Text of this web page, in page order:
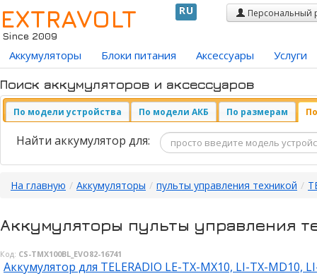
EXTRAVOLT
Since 2009
RU Персональный
Аккумуляторы Блоки питания Аксессуары Услуги
Поиск аккумуляторов и аксессуаров
По модели устройства По модели АКБ По размерам
Найти аккумулятор для:
На главную / Аккумуляторы / пульты управления техникой /
Аккумуляторы пульты управления
Код: CS-TMX100BL_EVO82-16741
Аккумулятор для TELERADIO LE-TX-MX10, LI-TX-MD10,